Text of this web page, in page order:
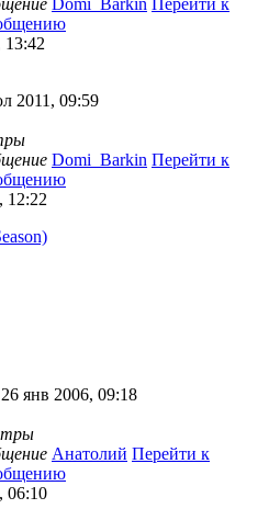
Domi_Barkin
Перейти к
13:42
2011, 09:59
Domi_Barkin Перейти к
12:22
янв 2006, 09:18
Анатолий Перейти к
06:10